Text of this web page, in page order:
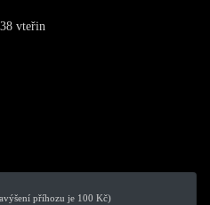
38 vteřin
příhozu je 100 Kč)